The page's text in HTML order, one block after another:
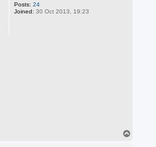
Posts: 24
Joined: 30 Oct 2013, 19:23